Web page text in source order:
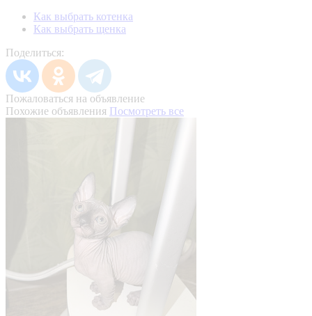
Как выбрать котенка
Как выбрать щенка
Поделиться:
Пожаловаться на объявление
Похожие объявления Посмотреть все